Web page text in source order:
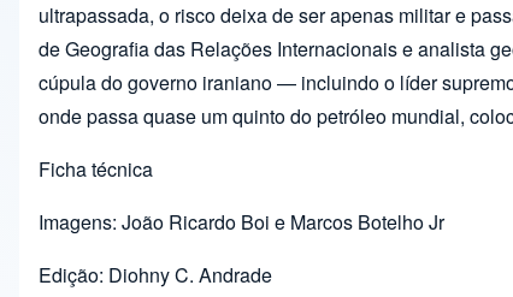
ultrapassada, o risco deixa de ser apenas militar e
de Geografia das Relações Internacionais e analista
cúpula do governo iraniano — incluindo o líder
onde passa quase um quinto do petróleo mundial,
Ficha técnica
Imagens: João Ricardo Boi e Marcos Botelho Jr
Edição: Diohny C. Andrade